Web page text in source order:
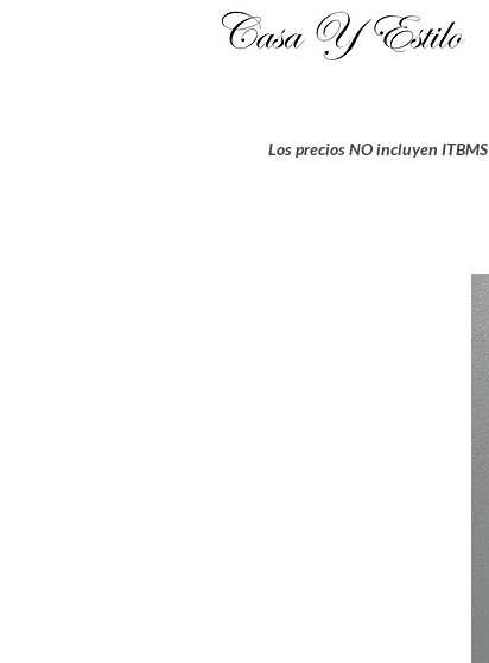
Los precios NO incluyen ITBMS